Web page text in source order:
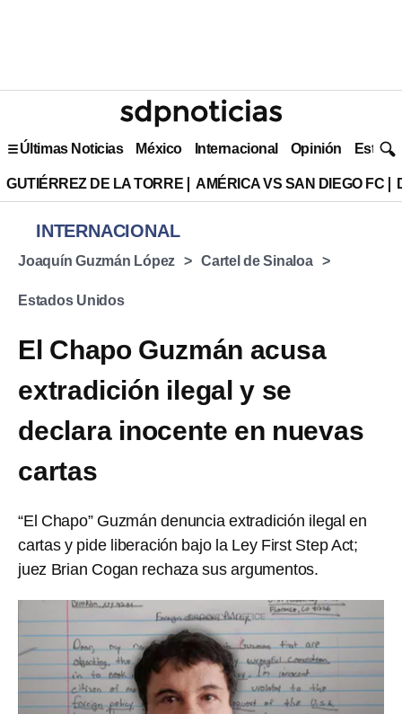
Últimas Noticias México Internacional Opinión Estilo
GUTIÉRREZ DE LA TORRE AMÉRICA VS SAN DIEGO FC
INTERNACIONAL
Joaquín Guzmán López Cartel de Sinaloa
Estados Unidos
El Chapo Guzmán acusa
extradición ilegal y se
declara inocente en nuevas
cartas
“El Chapo” Guzmán denuncia extradición ilegal en
cartas y pide liberación bajo la Ley First Step Act;
juez Brian Cogan rechaza sus argumentos.